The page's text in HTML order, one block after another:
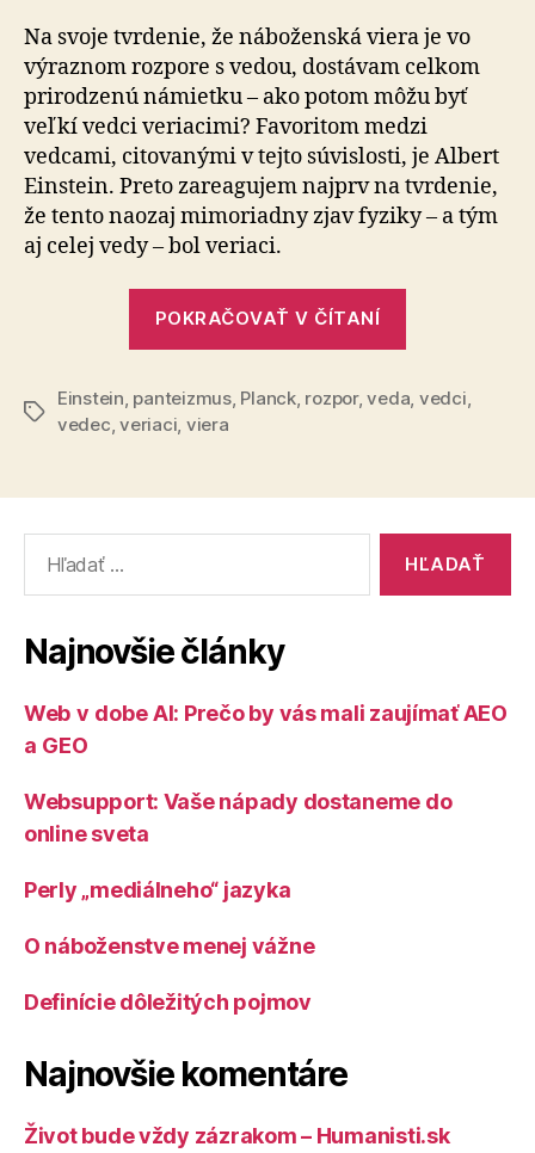
existencia
veriacich
vedcov?
Na svoje tvrdenie, že náboženská viera je vo
výraznom rozpore s vedou, dostávam celkom
prirodzenú námietku – ako potom môžu byť
veľkí vedci veriacimi? Favoritom medzi
vedcami, citovanými v tejto súvislosti, je Albert
Einstein. Preto zareagujem najprv na tvrdenie,
že tento naozaj mimoriadny zjav fyziky – a tým
aj celej vedy – bol veriaci.
POKRAČOVAŤ V ČÍTANÍ
veriacich
Značky
Einstein panteizmus, Planck, rozpor,veda vedci
vedec ,veriaci viera
Najnovšie články
Web v dobe AI: Prečo by vás mali zaujímať AEO
a GEO
Websupport: Vaše nápady dostaneme do
online sveta
Perly „mediálneho“ jazyka
O náboženstve menej vážne
Definície dôležitých pojmov
Najnovšie komentáre
Život bude vždy zázrakom – Humanisti.sk